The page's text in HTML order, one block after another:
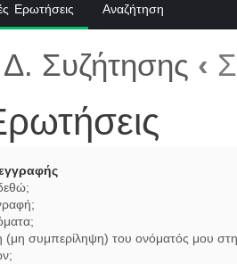
Ερωτήσεις Αναζήτηση
Δ. Συζήτησης ‹
(μη συμπερίληψη) του ονόματός μου στη